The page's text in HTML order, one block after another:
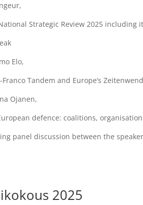
Strategic Review 2025 including
Elo,
Franco Tandem and Europe’s
Ojanen,
defence: coalitions,
panel discussion between the
2025